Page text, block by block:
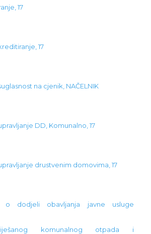
17
17
na cjenik, NAČELNIK
DD, Komunalno, 17
drustvenim domovima, 17
o dodjeli obavljanja javne usluge
komunalnog otpada i